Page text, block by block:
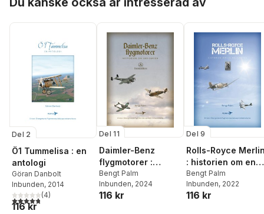
Del 2
Ö1 Tummelisa : en
antologi
Göran Danbolt
Inbunden, 2014
4,8utav 5 stjärnor. Totalt antal röster:
(4)
116 kr
Del 11
Daimler-Benz
flygmotorer :
historien om 600-
serien
Bengt Palm
Inbunden, 2024
116 kr
Del 9
Rolls-Royce
: historien om en
kolvmotor
Bengt Palm
Inbunden, 2022
116 kr